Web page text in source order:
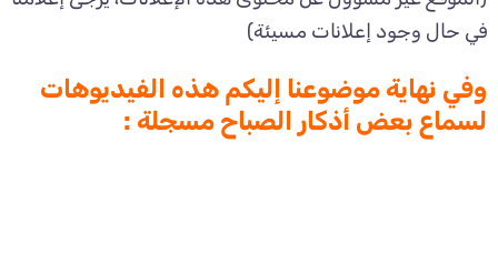
في حال وجود إعلانات مسيئة)
وفي نهاية موضوعنا إليكم هذه الفيديوهات
لسماع بعض أذكار الصباح مسجلة :